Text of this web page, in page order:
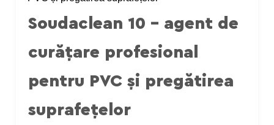
Soudaclean 10 – agent de
curățare profesional
pentru PVC și pregătirea
suprafețelor